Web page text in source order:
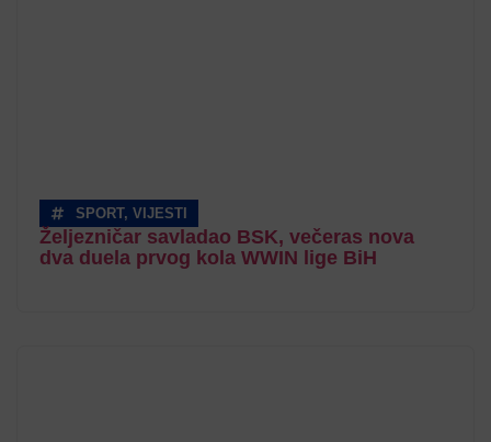
SPORT, VIJESTI
Željezničar savladao BSK, večeras nova
dva duela prvog kola WWIN lige BiH